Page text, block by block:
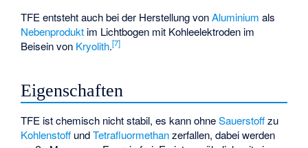
TFE entsteht auch bei der Herstellung vonAluminium als
Nebenprodukt im Lichtbogen mit Kohleelektroden im
Beisein von Kryolith.[7]
Eigenschaften
TFE ist chemisch nicht stabil, es kann ohneSauerstoffzu
Kohlenstoff undTetrafluormethanzerfallen, dabei werden